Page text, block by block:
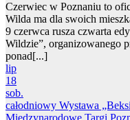
Czerwiec w Poznaniu to
Wilda ma dla swoich
9 czerwca rusza czwarta
Wildzie”, organizowanego
ponad[...]
lip
18
sob.
całodniowy Wystawa